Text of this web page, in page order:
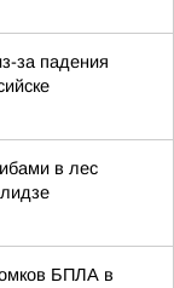
за падения
в лес
БПЛА в